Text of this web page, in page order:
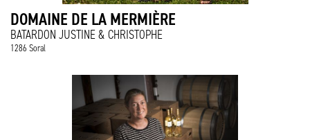
DOMAINE DE LA MERMIÈRE
BATARDON JUSTINE & CHRISTOPHE
1286 Soral